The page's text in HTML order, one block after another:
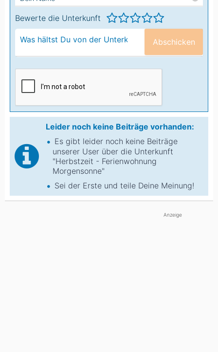
Bewerte die Unterkunft
Abschicken
Leider noch keine Beiträge vorhanden:
Es gibt leider noch keine Beiträge
unserer User über die Unterkunft
"Herbstzeit - Ferienwohnung
Morgensonne"
Sei der Erste und teile Deine Meinung!
Anzeige